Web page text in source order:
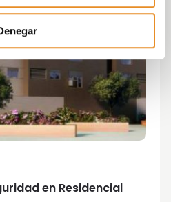
en Residencial